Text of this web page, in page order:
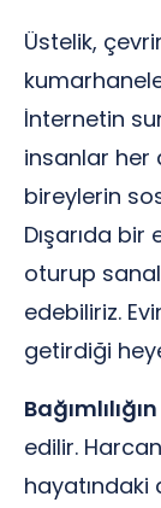
Üstelik,
İnternetin
insanlar her
bireylerin
Dışarıda
oturup
edebiliriz.
getirdiği
edilir.
hayatındaki